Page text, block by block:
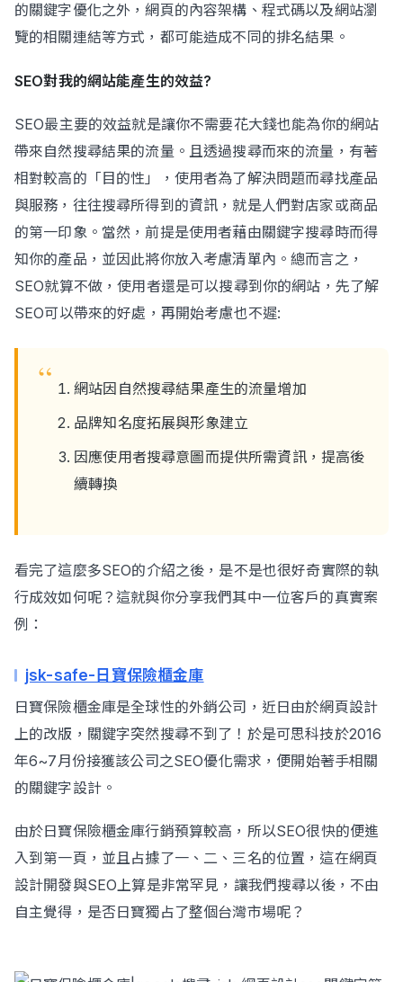
的關鍵字優化之外，網頁的內容架構、程式碼以及網站瀏
覽的相關連結等方式，都可能造成不同的排名結果。
SEO對我的網站能產生的效益?
SEO最主要的效益就是讓你不需要花大錢也能為你的網站
帶來自然搜尋結果的流量。且透過搜尋而來的流量，有著
相對較高的「目的性」，使用者為了解決問題而尋找產品
與服務，往往搜尋所得到的資訊，就是人們對店家或商品
的第一印象。當然，前提是使用者藉由關鍵字搜尋時而得
知你的產品，並因此將你放入考慮清單內。總而言之，
SEO就算不做，使用者還是可以搜尋到你的網站，先了解
SEO可以帶來的好處，再開始考慮也不遲:
網站因自然搜尋結果產生的流量增加
品牌知名度拓展與形象建立
因應使用者搜尋意圖而提供所需資訊，提高後
續轉換
看完了這麼多SEO的介紹之後，是不是也很好奇實際的執
行成效如何呢？這就與你分享我們其中一位客戶的真實案
例：
jsk-safe-日寶保險櫃金庫
日寶保險櫃金庫是全球性的外銷公司，近日由於網頁設計
上的改版，關鍵字突然搜尋不到了！於是可思科技於2016
年6~7月份接獲該公司之SEO優化需求，便開始著手相關
的關鍵字設計。
由於日寶保險櫃金庫行銷預算較高，所以SEO很快的便進
入到第一頁，並且占據了一、二、三名的位置，這在網頁
設計開發與SEO上算是非常罕見，讓我們搜尋以後，不由
自主覺得，是否日寶獨占了整個台灣市場呢？